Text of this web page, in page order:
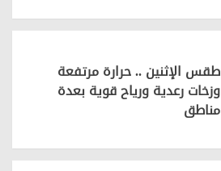
طقس الإثنين .. حرارة مرتفعة
وزخات رعدية ورياح قوية بعدة
مناطق